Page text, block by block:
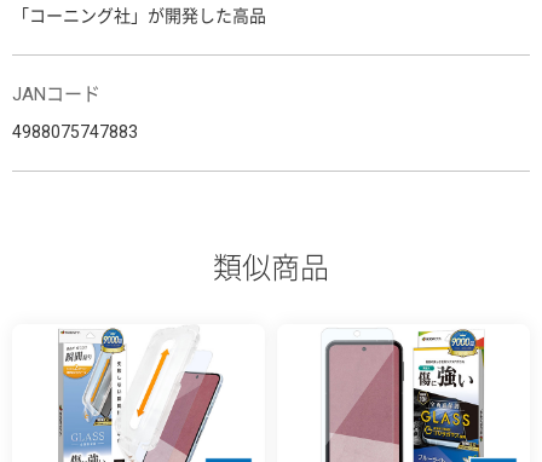
「コーニング社」が開発した高品
JANコード
4988075747883
類似商品